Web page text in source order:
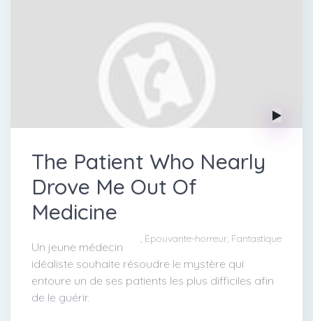
The Patient Who Nearly
Drove Me Out Of
Medicine
, Epouvante-horreur, Fantastique
Un jeune médecin
idéaliste souhaite résoudre le mystère qui
entoure un de ses patients les plus difficiles afin
de le guérir.